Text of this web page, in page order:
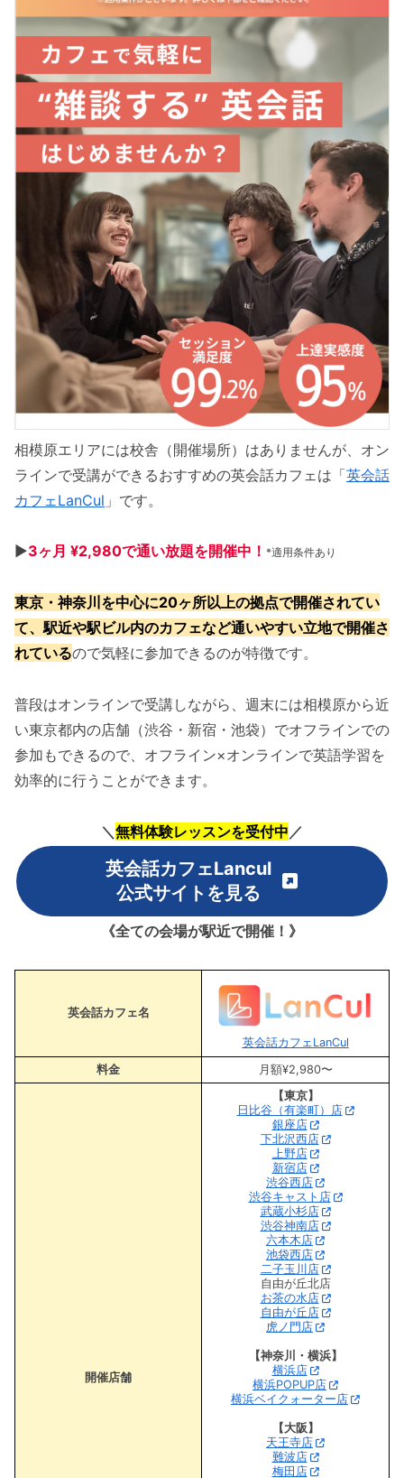
相模原エリアには校舎（開催場所）はありませんが、オン
ラインで受講ができるおすすめの英会話カフェは「英会話
カフェLanCul 」です。
▶︎3ヶ月 ¥2,980で通い放題を開催中！ *適用条件あり
東京・神奈川を中心に20ヶ所以上の拠点で開催されてい
て、駅近や駅ビル内のカフェなど通いやすい立地で開催さ
れているので気軽に参加できるのが特徴です。
普段はオンラインで受講しながら、週末には相模原から近
い東京都内の店舗（渋谷・新宿・池袋）でオフラインでの
参加もできるので、オフライン×オンラインで英語学習を
効率的に行うことができます。
＼ 無料体験レッスンを受付中 ／
英会話カフェLancul
公式サイトを見る
《全ての会場が駅近で開催！》
英会話カフェ名
英会話カフェLanCul
料金
月額¥2,980〜
開催店舗
【東京】
日比谷（有楽町）店
銀座店
下北沢西店
上野店
新宿店
渋谷西店
渋谷キャスト店
武蔵小杉店
渋谷神南店
六本木店
池袋西店
二子玉川店
自由が丘北店
お茶の水店
自由が丘店
虎ノ門店
【神奈川・横浜】
横浜店
横浜POPUP店
横浜ベイクォーター店
【大阪】
天王寺店
難波店
梅田店